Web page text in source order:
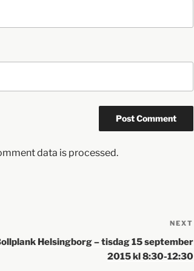
data is processed.
NEXT
Helsingborg – tisdag 15 september
2015 kl 8:30-12:30